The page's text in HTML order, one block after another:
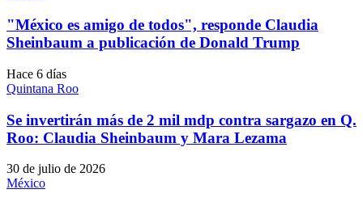
"México es amigo de todos", responde Claudia
Sheinbaum a publicación de Donald Trump
Hace 6 días
Quintana Roo
Se invertirán más de 2 mil mdp contra sargazo en Q.
Roo: Claudia Sheinbaum y Mara Lezama
30 de julio de 2026
México